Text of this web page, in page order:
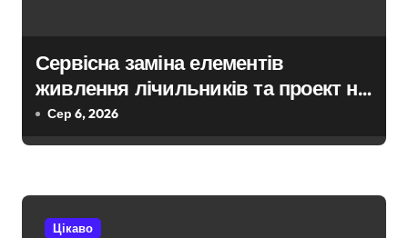
а
п
и
Сервісна заміна елементів
живлення лічильників та проект на
індивідуальне опалення:
експертний огляд antap.com.ua
Сер 6, 2026
Цікаво